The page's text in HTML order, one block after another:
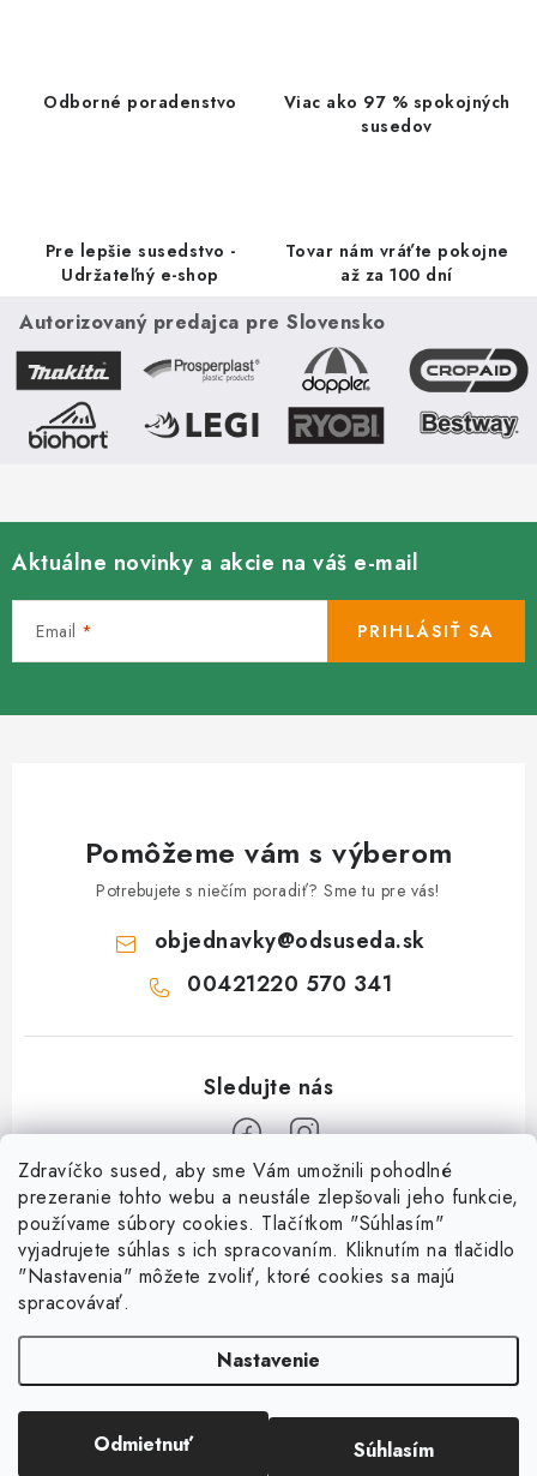
Zdravíčko sused, aby sme Vám umožnili pohodlné
prezeranie tohto webu a neustále zlepšovali jeho funkcie,
používame súbory cookies. Tlačítkom "Súhlasím"
vyjadrujete súhlas s ich spracovaním. Kliknutím na tlačidlo
"Nastavenia" môžete zvoliť, ktoré cookies sa majú
spracovávať.
Nastavenie
Odmietnuť Súhlasím
k
y
ý
u
Odborné poradenstvo
Viac ako 97 % spokojných
susedov
Pre lepšie susedstvo -
Udržateľný e-shop
Tovar nám vráťte pokojne
až za 100 dní
Autorizovaný predajca pre Slovensko
Aktuálne novinky a akcie na váš e-mail
Email PRIHLÁSIŤ SA
Pomôžeme vám s výberom
Potrebujete s niečím poradiť? Sme tu pre vás!
objednavky@odsuseda.sk
00421220 570 341
O nás
Kontakty
História a súčasnosť
Susedov blog
Pre lepšie susedstvo
Všetko o nákupe
Doprava a platba
Ako balíme zásielky?
Dokumenty
Reklamačný poriadok
Copyright 2026 . Všetky práva vyhradené.